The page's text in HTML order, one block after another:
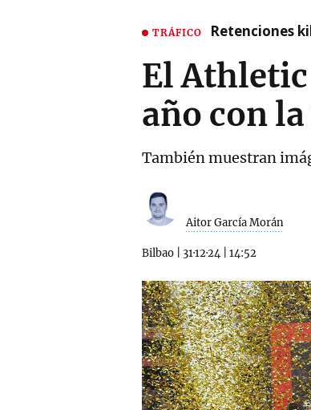
TRÁFICO Retenciones
El
año con
También muestran
Aitor García Morán
Bilbao 31·12·24 14:52